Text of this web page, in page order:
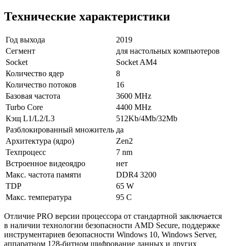
Технические характеристики
Год выхода
2019
Сегмент
для настольных компьютеров
Socket
Socket AM4
Количество ядер
8
Количество потоков
16
Базовая частота
3600 MHz
Turbo Core
4400 MHz
Кэщ L1/L2/L3
512Kb/4Mb/32Mb
Разблокированный множитель да
Архитектура (ядро)
Zen2
Техпроцесс
7 nm
Встроенное видеоядро
нет
Макс. частота памяти
DDR4 3200
TDP
65 W
Макс. температура
95 C
Отличие PRO версии процессора от стандартной заключается
в наличии технологии безопасности AMD Secure, поддержке
инструментариев безопасности Windows 10, Windows Server,
аппаратном 128-битном шифрование данных и других